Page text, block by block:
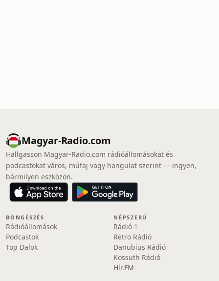
Magyar-Radio.com
Hallgasson Magyar-Radio.com rádióállomásokat és
podcastokat város, műfaj vagy hangulat szerint — ingyen,
bármilyen eszközön.
BÖNGÉSZÉS
Rádióállomások
Podcastok
Top Dalok
NÉPSZERŰ
Rádió 1
Retro Rádió
Danubius Rádió
Kossuth Rádió
Hír.FM